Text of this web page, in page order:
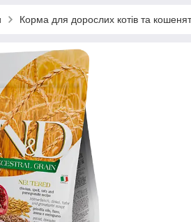
Корма для дорослих котів та кошенят